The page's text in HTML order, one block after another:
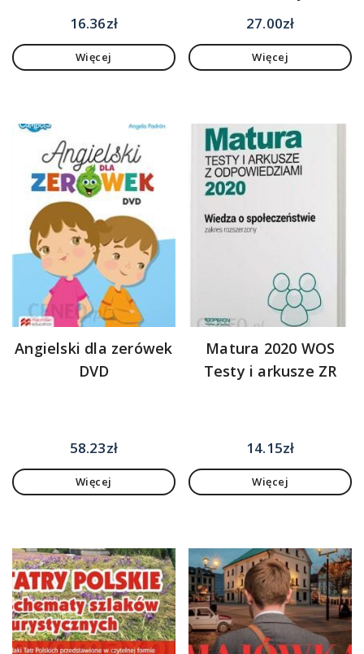
16.36zł
Więcej
27.00zł
Więcej
Angielski dla zerówek
DVD
58.23zł
Więcej
Matura 2020 WOS
Testy i arkusze ZR
14.15zł
Więcej